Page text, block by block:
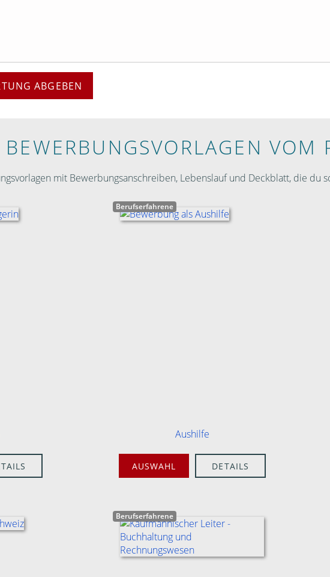
ABGEBEN
BEWERBUNGS­VORLAGEN VOM
mit Bewerbungsanschreiben, Lebenslauf und Deckblatt, die du
Berufserfahrene
Aushilfe
AUSWAHL DETAILS
Berufserfahrene